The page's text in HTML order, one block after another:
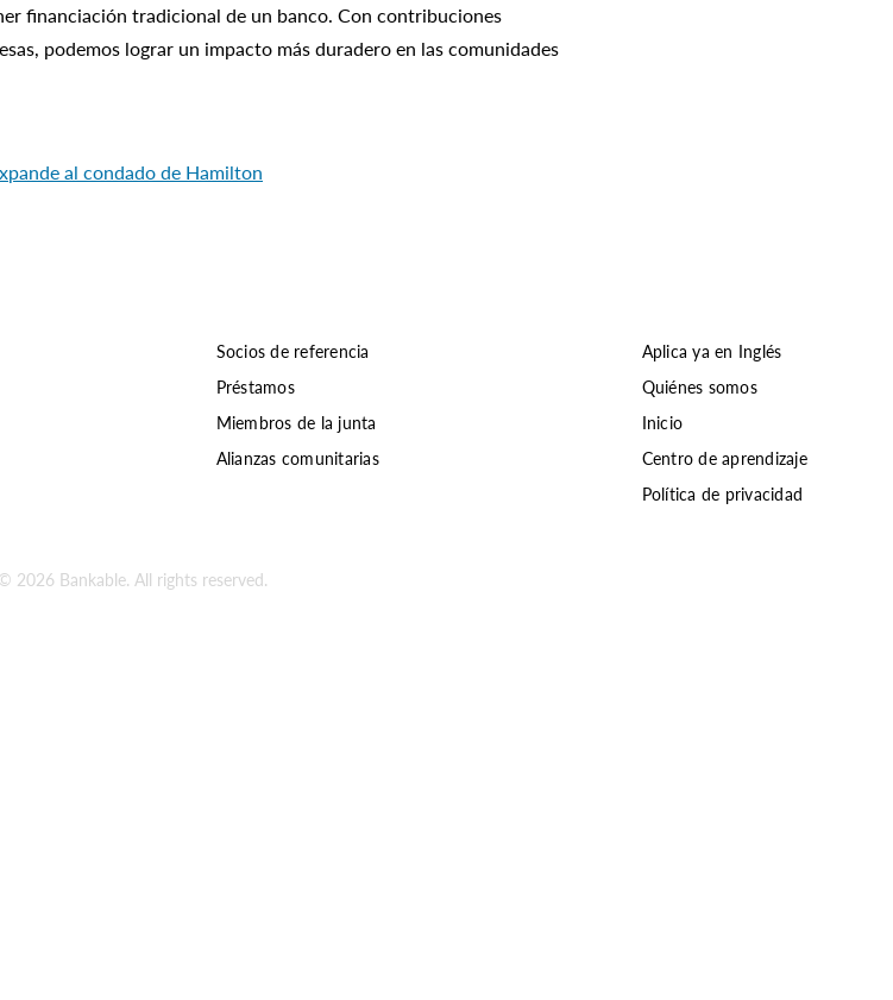
financiación tradicional de un banco. Con contribuciones
podemos lograr un impacto más duradero en las comunidades
al condado de Hamilton
Socios de referencia
Préstamos
Miembros de la junta
Alianzas comunitarias
Aplica ya en Inglés
Quiénes somos
Inicio
Centro de aprendizaje
Política de privacidad
2026 Bankable. All rights reserved.